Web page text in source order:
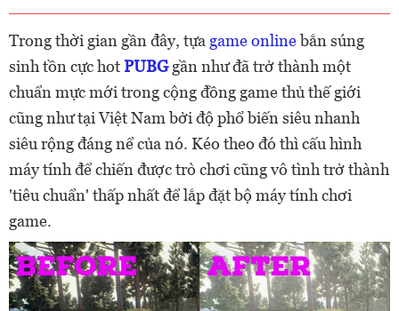
Trong thời gian gần đây, tựa game onlinebắn súng
sinh tồn cực hotPUBGgần như đã trở thành một
chuẩn mực mới trong cộng đồng game thủ thế giới
cũng như tại Việt Nam bởi độ phổ biến siêu nhanh
siêu rộng đáng nể của nó. Kéo theo đó thì cấu hình
máy tính để chiến được trò chơi cũng vô tình trở thành
'tiêu chuẩn' thấp nhất để lắp đặt bộ máy tính chơi
game.